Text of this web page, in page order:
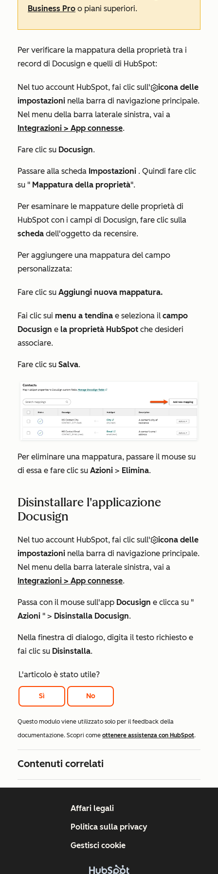
Business Pro o piani superiori.
Per verificare la mappatura della proprietà tra i
record di Docusign e quelli di HubSpot:
Nel tuo account HubSpot, fai clic sull'
icona delle
impostazioni nella barra di navigazione principale.
Nel menu della barra laterale sinistra, vai a
Integrazioni > App connesse.
Fare clic su Docusign.
Passare alla scheda Impostazioni . Quindi fare clic
su " Mappatura della proprietà".
Per esaminare le mappature delle proprietà di
HubSpot con i campi di Docusign, fare clic sulla
scheda dell'oggetto da recensire.
Per aggiungere una mappatura del campo
personalizzata:
Fare clic su Aggiungi nuova mappatura.
Fai clic sui menu a tendina e seleziona il campo
Docusign e la proprietà HubSpot che desideri
associare.
Fare clic su Salva.
Per eliminare una mappatura, passare il mouse su
di essa e fare clic su Azioni > Elimina.
Disinstallare l'applicazione
Docusign
Nel tuo account HubSpot, fai clic sull'
icona delle
impostazioni nella barra di navigazione principale.
Nel menu della barra laterale sinistra, vai a
Integrazioni > App connesse.
Passa con il mouse sull'app Docusign e clicca su "
Azioni " > Disinstalla Docusign.
Nella finestra di dialogo, digita il testo richiesto e
fai clic su Disinstalla.
L'articolo è stato utile?
Sì No
Questo modulo viene utilizzato solo per il feedback della
documentazione. Scopri come ottenere assistenza con HubSpot.
Contenuti correlati
Affari legali
Politica sulla privacy
Gestisci cookie